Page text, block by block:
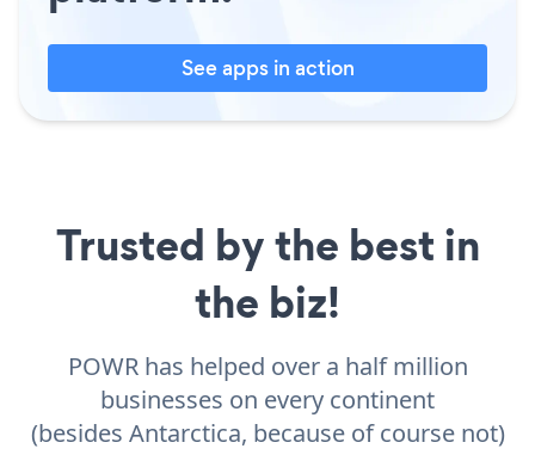
See apps in action
Trusted by the best in
the biz!
POWR has helped over a half million
businesses on every continent
(besides Antarctica, because of course not)